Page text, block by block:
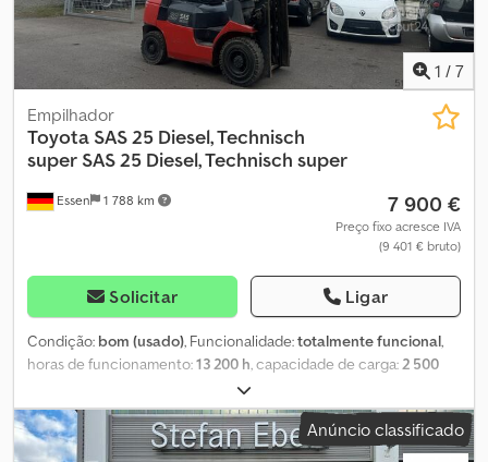
1 / 7
Essen 1 788 km
Empilhador
Toyota SAS 25 Diesel, Technisch
super SAS 25 Diesel, Technisch super
7 900 €
Preço fixo acresce IVA
(9 401 € bruto)
Solicitar Ligar
Condição: bom (usado), Funcionalidade:totalmente funcional,
horas de funcionamento:13 200 h, capacidade de carga:2 500
5 000 mm, tipo de engrenagem:
automático, Empilhador frontal Csdjx Dmffopfx Agqorf 13.200
horas de operação Capacidade de carga 2500 kg Bom estado
Tecnicamente impecável
Anúncio classificado